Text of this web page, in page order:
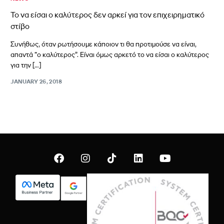
Το να είσαι ο καλύτερος δεν αρκεί για τον επιχειρηματικό
στίβο
Συνήθως, όταν ρωτήσουμε κάποιον τι θα προτιμούσε να είναι,
απαντά “ο καλύτερος”. Είναι όμως αρκετό το να είσαι ο καλύτερος
για την […]
JANUARY 26, 2018